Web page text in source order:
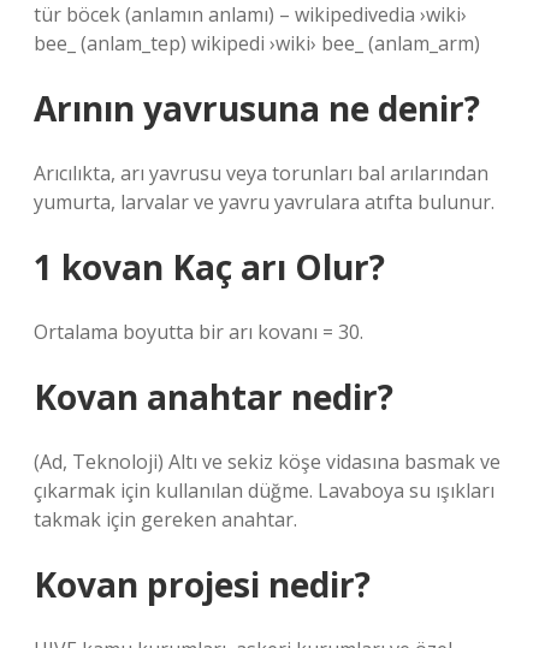
tür böcek (anlamın anlamı) – wikipedivedia ›wiki›
bee_ (anlam_tep) wikipedi ›wiki› bee_ (anlam_arm)
Arının yavrusuna ne denir?
Arıcılıkta, arı yavrusu veya torunları bal arılarından
yumurta, larvalar ve yavru yavrulara atıfta bulunur.
1 kovan Kaç arı Olur?
Ortalama boyutta bir arı kovanı = 30.
Kovan anahtar nedir?
(Ad, Teknoloji) Altı ve sekiz köşe vidasına basmak ve
çıkarmak için kullanılan düğme. Lavaboya su ışıkları
takmak için gereken anahtar.
Kovan projesi nedir?